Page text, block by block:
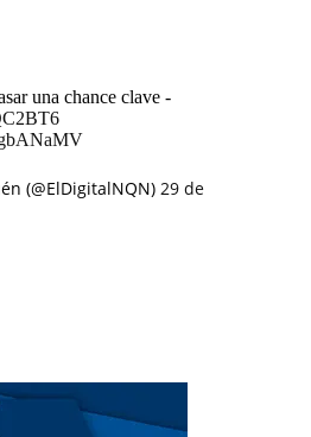
una chance clave -
(@ElDigitalNQN) 29 de